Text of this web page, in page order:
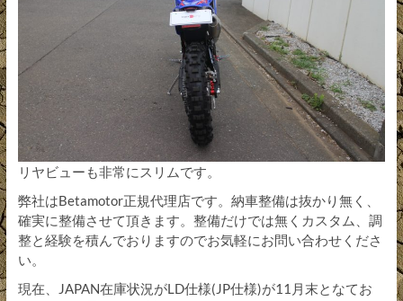
リヤビューも非常にスリムです。
弊社はBetamotor正規代理店です。納車整備は抜かり無く、
確実に整備させて頂きます。整備だけでは無くカスタム、調
整と経験を積んでおりますのでお気軽にお問い合わせくださ
い。
現在、JAPAN在庫状況がLD仕様(JP仕様)が11月末となてお